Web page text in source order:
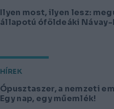
Ilyen most, ilyen lesz:
állapotú óföldeáki Návay-
HÍREK
Ópusztaszer, a nemzeti
Egy nap, egy műemlék!